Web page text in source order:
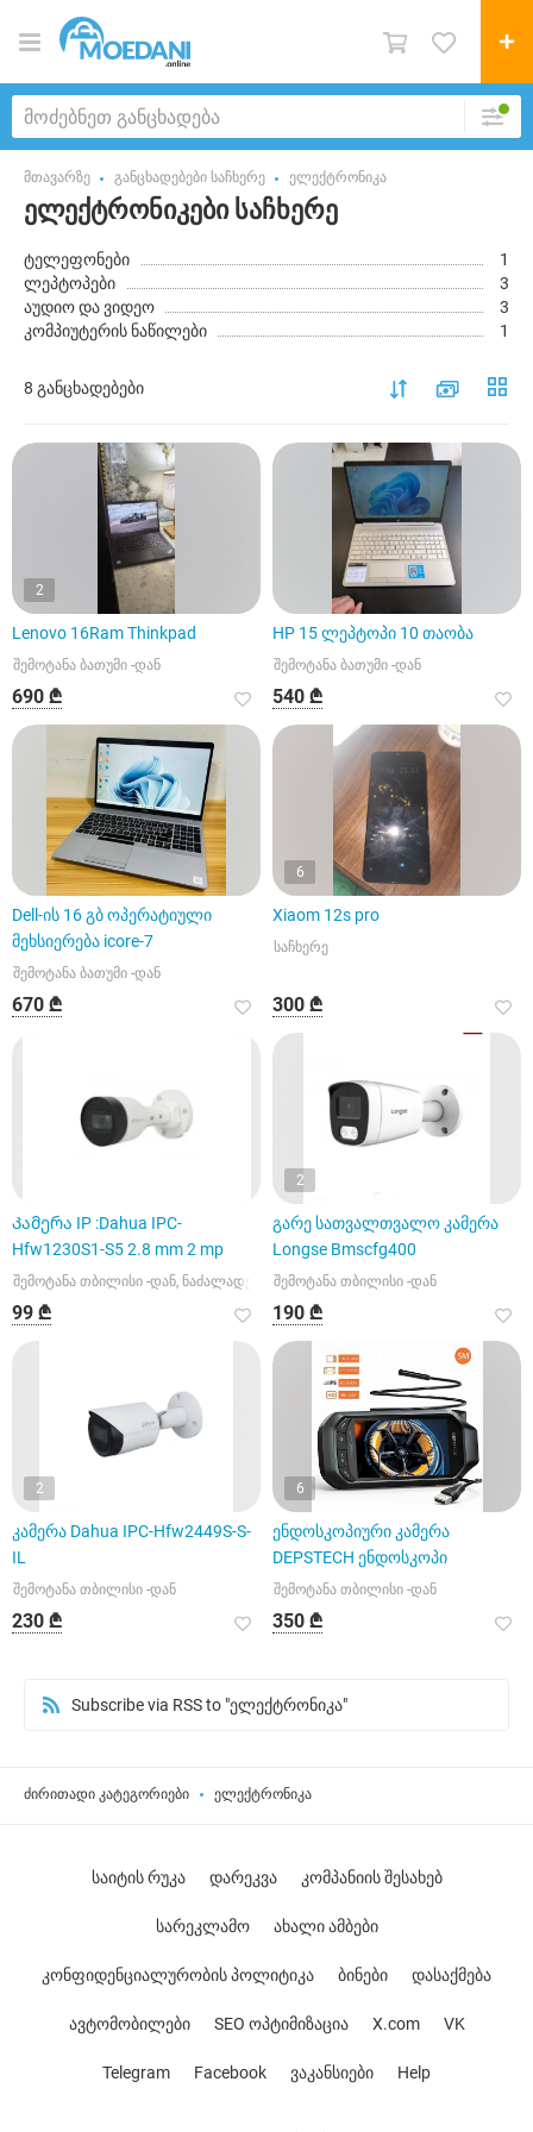
მთავარზე განცხადებები საჩხერე ელექტრონიკა
ელექტრონიკები საჩხერე
ტელეფონები
1
ლეპტოპები
3
აუდიო და ვიდეო
3
კომპიუტერის ნაწილები
1
8 განცხადებები
2
Lenovo 16Ram Thinkpad
შემოტანა ბათუმი -დან
690 ₾
HP 15 ლეპტოპი 10 თაობა
შემოტანა ბათუმი -დან
540 ₾
Dell-ის 16 გბ ოპერატიული
მეხსიერება icore-7
შემოტანა ბათუმი -დან
670 ₾
6
Xiaom 12s pro
საჩხერე
300 ₾
Კამერა IP :Dahua IPC-
Hfw1230S1-S5 2.8 mm 2 mp
შემოტანა თბილისი -დან, ნაძალადევის რაიონი
99 ₾
2
გარე სათვალთვალო კამერა
Longse Bmscfg400
შემოტანა თბილისი -დან
190 ₾
2
კამერა Dahua IPC-Hfw2449S-S-
IL
შემოტანა თბილისი -დან
230 ₾
6
ენდოსკოპიური კამერა
DEPSTECH ენდოსკოპი
შემოტანა თბილისი -დან
350 ₾
Subscribe via RSS to "ელექტრონიკა"
ძირითადი კატეგორიები ელექტრონიკა
საიტის რუკა დარეკვა კომპანიის შესახებ
სარეკლამო ახალი ამბები
კონფიდენციალურობის პოლიტიკა ბინები დასაქმება
ავტომობილები SEO ოპტიმიზაცია X.com VK
Telegram Facebook ვაკანსიები Help